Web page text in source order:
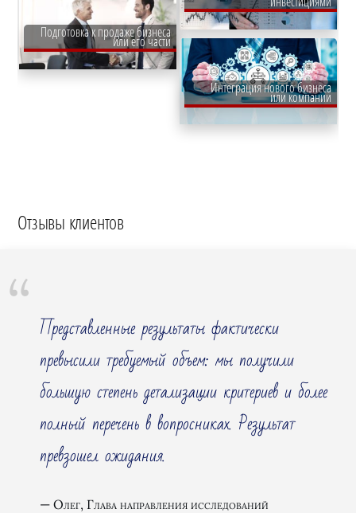
Подготовка к продаже бизнеса
или его части
Интеграция нового бизнеса
или компании
Отзывы клиентов
Представленные результаты фактически
превысили требуемый объем: мы получили
большую степень детализации критериев и более
полный перечень в вопросниках. Результат
превзошел ожидания.
Олег, Глава направления исследований